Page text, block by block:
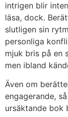
intrigen blir
läsa, dock.
slutligen sin
personliga
mjuk bris på en
men ibland
Även om
engagerande,
ursäktande bok